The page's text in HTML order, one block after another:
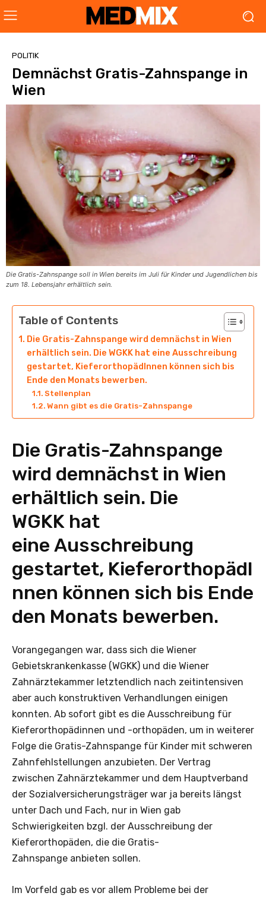
POLITIK
Demnächst Gratis-Zahnspange in
Wien
Die Gratis-Zahnspange soll in Wien bereits im Juli für Kinder und Jugendlichen bis
zum 18. Lebensjahr erhältlich sein.
Table of Contents
Die Gratis-Zahnspange wird demnächst in Wien
erhältlich sein. Die WGKK hat eine Ausschreibung
gestartet, KieferorthopädInnen können sich bis
Ende den Monats bewerben.
Stellenplan
Wann gibt es die Gratis-Zahnspange
Die Gratis-Zahnspange
wird demnächst in Wien
erhältlich sein. Die
WGKK hat
eine Ausschreibung
gestartet, KieferorthopädI
nnen können sich bis Ende
den Monats bewerben.
Vorangegangen war, dass sich die Wiener
Gebietskrankenkasse (WGKK) und die Wiener
Zahnärztekammer letztendlich nach zeitintensiven
aber auch konstruktiven Verhandlungen einigen
konnten. Ab sofort gibt es die Ausschreibung für
Kieferorthopädinnen und -orthopäden, um in weiterer
Folge die Gratis-Zahnspange für Kinder mit schweren
Zahnfehlstellungen anzubieten. Der Vertrag
zwischen Zahnärztekammer und dem Hauptverband
der Sozialversicherungsträger war ja bereits längst
unter Dach und Fach, nur in Wien gab
Schwierigkeiten bzgl. der Ausschreibung der
Kieferorthopäden, die die Gratis-
Zahnspange anbieten sollen.
Im Vorfeld gab es vor allem Probleme bei der